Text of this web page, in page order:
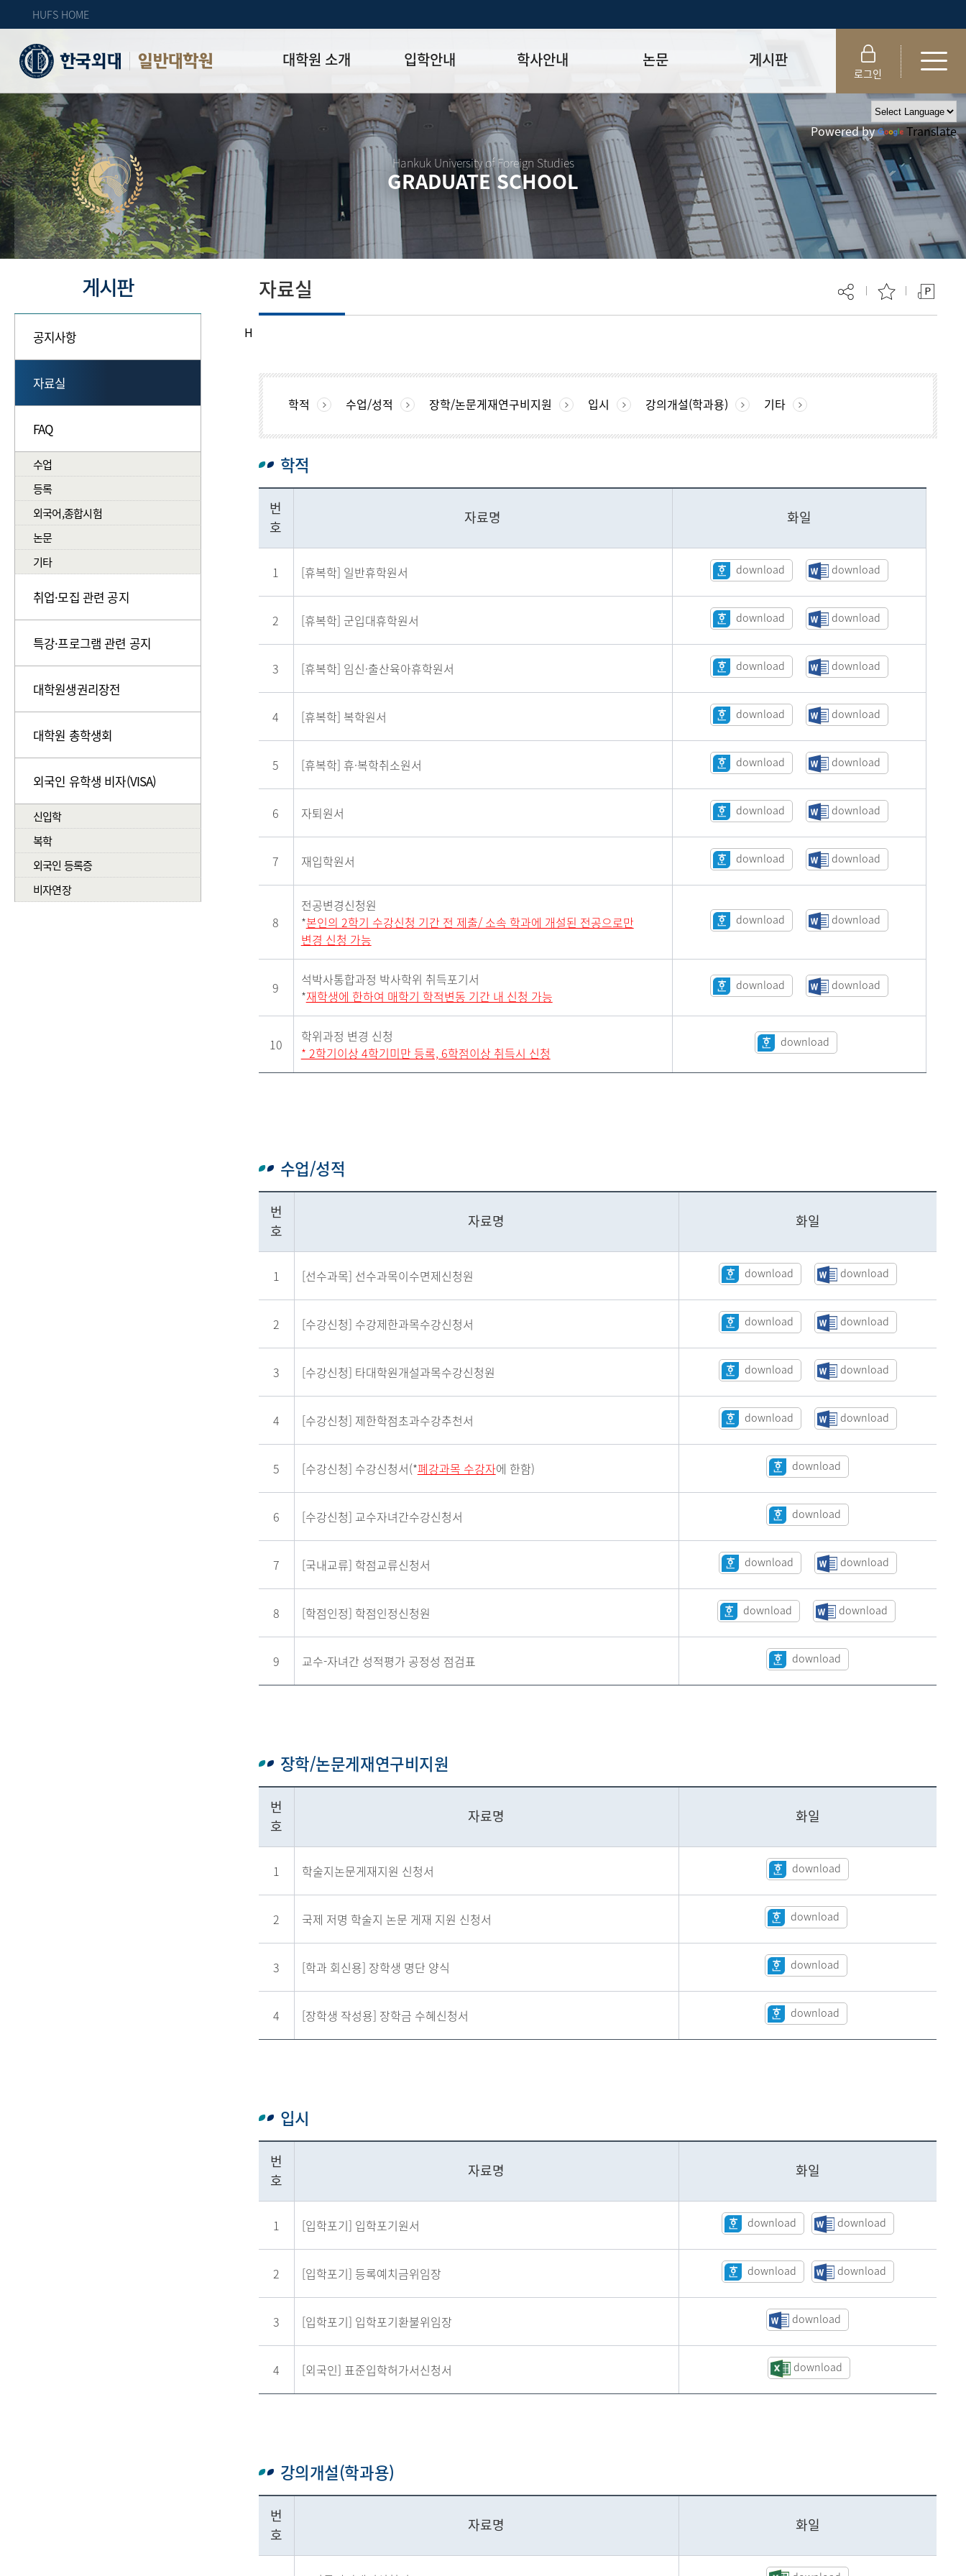
HUFS HOME
일반대학원 대학원 소개
원장인사
연혁
주임교수 연락처
자체 평가
입학안내
모집일정
모집요강
입시 공지사항
학부-대학원 연계과정
석·박사 통합 학위과정
박사후 연구과정
학사안내
학사일정표
강의시간표
수업
학적
장학
외국어시험
종합시험
제 규정
논문
학위논문제출 절차/자격
논문작성법 및 템플릿
양식함
논문지도_
학위논문제안심사
연구윤리교육 이수 안내
연구윤리위원회 규정
연구윤리 지침서
게시판
공지사항
자료실
FAQ
취업·모집 관련 공지
특강·프로그램 관련 공지
대학원생권리장전
대학원 총학생회
외국인 유학생 비자(VISA)
로그인
Hankuk University of Foreign Studies
GRADUATE SCHOOL
Powered by Translate
게시판
공지사항
자료실
FAQ
수업
등록
외국어,종합시험
논문
기타
취업·모집 관련 공지
특강·프로그램 관련 공지
대학원생권리장전
대학원 총학생회
외국인 유학생 비자(VISA)
신입학
복학
외국인 등록증
비자연장
H
등록하시겠습니까?
메뉴추가
자료실
학적 수업/성적 장학/논문게재연구비지원 입시 강의개설(학과용) 기타
학적
번
호
자료명 화일
1 [휴복학] 일반휴학원서 download download
2 [휴복학] 군입대휴학원서 download download
3 [휴복학] 임신·출산육아휴학원서 download download
4 [휴복학] 복학원서 download download
5 [휴복학] 휴·복학취소원서 download download
6 자퇴원서 download download
7 재입학원서 download download
8
전공변경신청원
*본인의 2학기 수강신청 기간 전 제출/ 소속 학과에 개설된 전공으로만
변경 신청 가능
download download
9
석박사통합과정 박사학위 취득포기서
*재학생에 한하여 매학기 학적변동 기간 내 신청 가능
download download
10
학위과정 변경 신청
* 2학기이상 4학기미만 등록, 6학점이상 취득시 신청
download
수업/성적
번
호
자료명 화일
1 [선수과목] 선수과목이수면제신청원 download download
2 [수강신청] 수강제한과목수강신청서 download download
3 [수강신청] 타대학원개설과목수강신청원 download download
4 [수강신청] 제한학점초과수강추천서 download download
5 [수강신청] 수강신청서(*폐강과목 수강자에 한함) download
6 [수강신청] 교수자녀간수강신청서 download
7 [국내교류] 학점교류신청서 download download
8 [학점인정] 학점인정신청원 download download
9 교수-자녀간 성적평가 공정성 점검표 download
장학/논문게재연구비지원
번
호
자료명 화일
1 학술지논문게재지원 신청서 download
2 국제 저명 학술지 논문 게재 지원 신청서 download
3 [학과 회신용] 장학생 명단 양식 download
4 [장학생 작성용] 장학금 수혜신청서 download
입시
번
호
자료명 화일
1 [입학포기] 입학포기원서 download download
2 [입학포기] 등록예치금위임장 download download
3 [입학포기] 입학포기환불위임장 download
4 [외국인] 표준입학허가서신청서 download
강의개설(학과용)
번
호
자료명 화일